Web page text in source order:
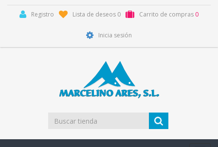
Registro Lista de deseos 0 Carrito de compras 0
Inicia sesión